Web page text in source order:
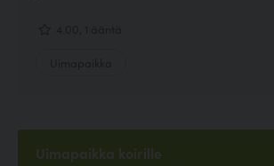
Uimapaikka koirille